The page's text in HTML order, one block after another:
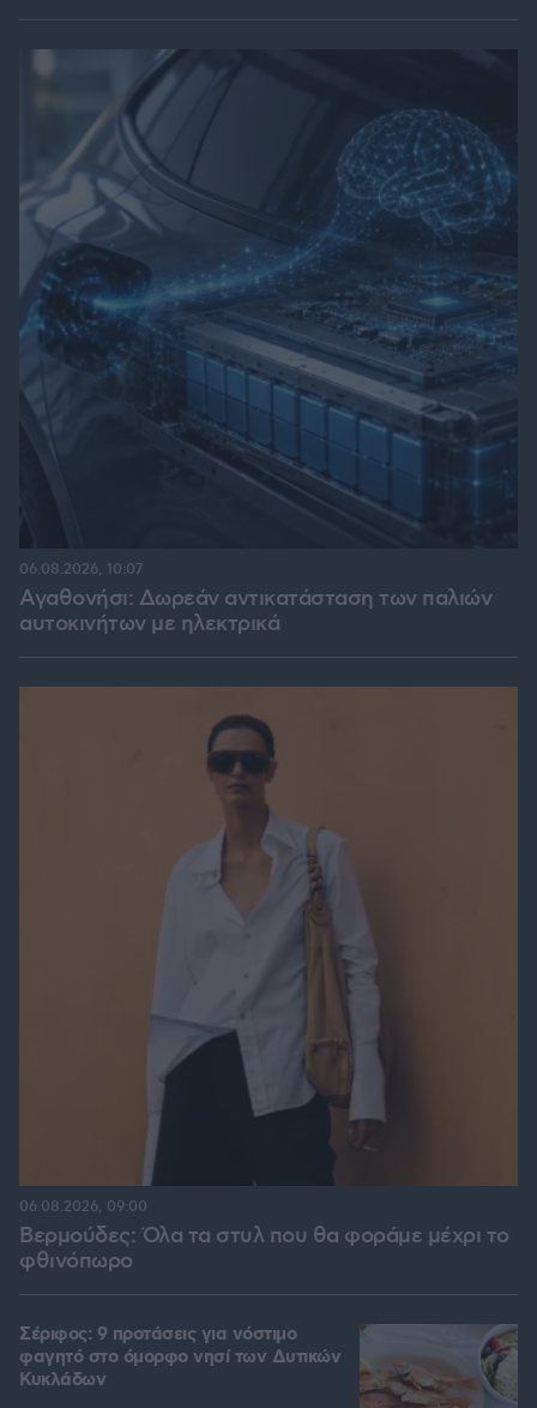
Αγαθονήσι: Δωρεάν αντικατάσταση των παλιών
αυτοκινήτων με ηλεκτρικά
06.08.2026, 10:07
Βερμούδες: Όλα τα στυλ που θα φοράμε μέχρι το
φθινόπωρο
06.08.2026, 09:00
Σέριφος: 9 προτάσεις για νόστιμο
φαγητό στο όμορφο νησί των Δυτικών
Κυκλάδων